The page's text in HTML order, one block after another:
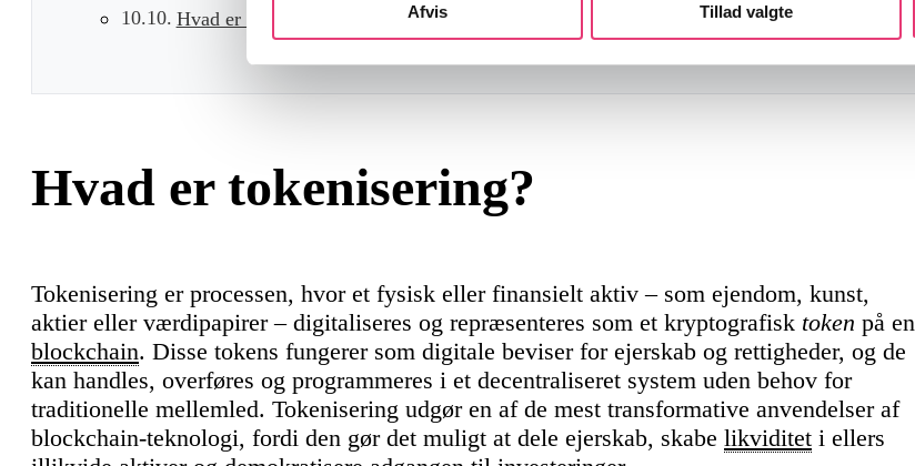
Afvis Tillad valgte
Hvad er den største barriere for udbredelsen af tokenisering i dag?
Hvad er tokenisering?
Tokenisering er processen, hvor et fysisk eller finansielt aktiv – som ejendom, kunst,
aktier eller værdipapirer – digitaliseres og repræsenteres som et kryptografisk token på en
blockchain. Disse tokens fungerer som digitale beviser for ejerskab og rettigheder, og de
kan handles, overføres og programmeres i et decentraliseret system uden behov for
traditionelle mellemled. Tokenisering udgør en af de mest transformative anvendelser af
blockchain-teknologi, fordi den gør det muligt at dele ejerskab, skabe likviditet i ellers